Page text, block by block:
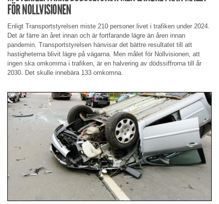
FÖR NOLLVISIONEN
Enligt Transportstyrelsen miste 210 personer livet i trafiken under 2024.
Det är färre än året innan och är fortfarande lägre än åren innan
pandemin. Transportstyrelsen hänvisar det bättre resultatet till att
hastigheterna blivit lägre på vägarna. Men målet för Nollvisionen, att
ingen ska omkomma i trafiken, är en halvering av dödssiffrorna till år
2030. Det skulle innebära 133 omkomna.